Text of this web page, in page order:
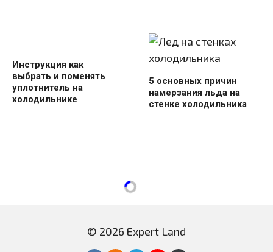
Инструкция как
выбрать и поменять
уплотнитель на
холодильнике
5 основных причин
намерзания льда на
стенке холодильника
© 2026 Expert Land